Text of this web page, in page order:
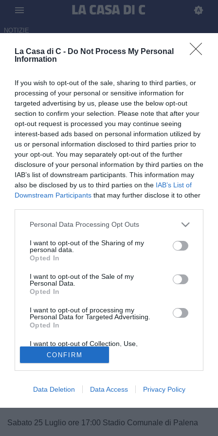
La Casa di C - Do Not Process My Personal
Information
If you wish to opt-out of the sale, sharing to third parties, or
processing of your personal or sensitive information for
targeted advertising by us, please use the below opt-out
section to confirm your selection. Please note that after your
opt-out request is processed you may continue seeing
interest-based ads based on personal information utilized by
us or personal information disclosed to third parties prior to
your opt-out. You may separately opt-out of the further
disclosure of your personal information by third parties on the
IAB’s list of downstream participants. This information may
also be disclosed by us to third parties on the IAB’s List of
Downstream Participants that may further disclose it to other
Personal Data Processing Opt Outs
I want to opt-out of the Sharing of my
personal data.
Opted In
I want to opt-out of the Sale of my
Personal Data.
Opted In
I want to opt-out of processing my
Personal Data for Targeted Advertising.
Opted In
I want to opt-out of Collection, Use,
Retention, Sale, and/or Sharing of my
Personal Data that Is Unrelated with the
Purposes for which it was collected.
Opted Out
CONFIRM
Data Deletion Data Access Privacy Policy
NOTIZIE
Pineto, ufficiali le amichevoli: e
con la sua band
03.07.2026 18:00 diMattia Trillini
La squadra di Barilari sfiderà formazioni di Eccellenza e Serie D: il
programma con date e orari.
© foto di Fabio Urbini
Pineto
abruzzese ha diramato una nota con il programma delle
amichevoli estive: a luglio la squadra diBarilari
dell'Eccellenza Abruzzo. Ad agosto poi i biancazzurri
affronteranno L'Aquila, Notaresco e Atletico Ascoli, che
contro i bianconeri che avrà luogo al "Pavone-Mariani" di
Sabato 25 Luglio ore 17:00 Stadio Comunale di Palena